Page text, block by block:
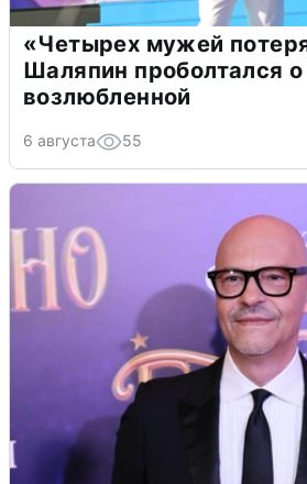
«Четырех мужей
Шаляпин проболтался о
возлюбленной
6 августа 55